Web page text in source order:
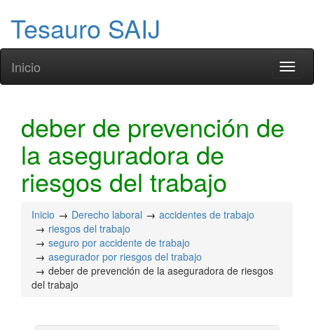
Tesauro SAIJ
Inicio
deber de prevención de
la aseguradora de
riesgos del trabajo
Inicio Derecho laboral
accidentes de trabajo
riesgos del trabajo
seguro por accidente de trabajo
asegurador por riesgos del trabajo
deber de prevención de la aseguradora de riesgos
del trabajo